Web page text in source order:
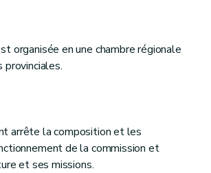
518
519
520
V
VI De la procédure d'agrément des dépôts de biens archéologiques
organisée en une chambre régionale
provinciales.
arrête la composition et les
de la commission et
et ses missions.